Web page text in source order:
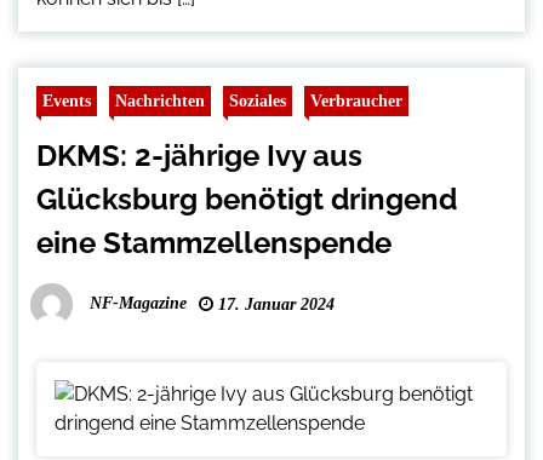
Events Nachrichten Soziales Verbraucher
DKMS: 2-jährige Ivy aus
Glücksburg benötigt dringend
eine Stammzellenspende
NF-Magazine 17. Januar 2024